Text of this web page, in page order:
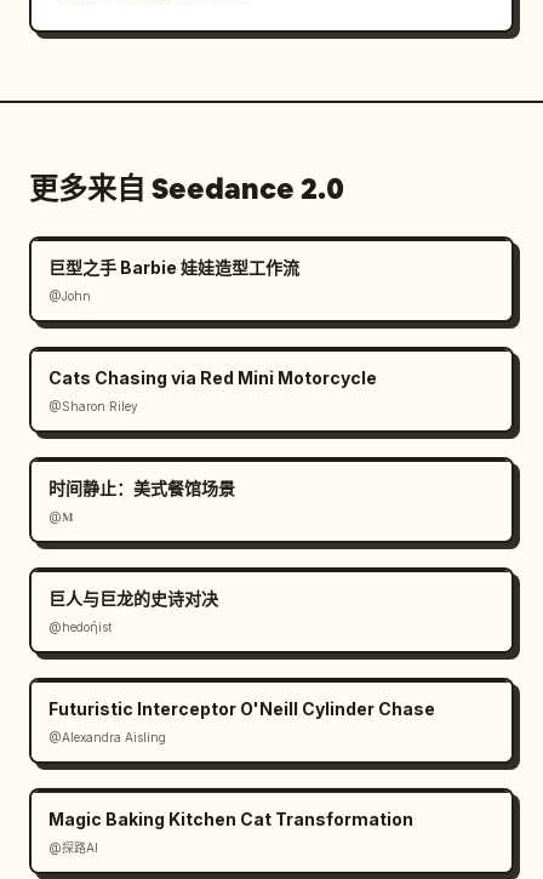
更多来自 Seedance 2.0
巨型之手 Barbie 娃娃造型工作流
@John
Cats Chasing via Red Mini Motorcycle
@Sharon Riley
时间静止：美式餐馆场景
@𝐌
巨人与巨龙的史诗对决
@hedoήist
Futuristic Interceptor O'Neill Cylinder Chase
@Alexandra Aisling
Magic Baking Kitchen Cat Transformation
@探路AI